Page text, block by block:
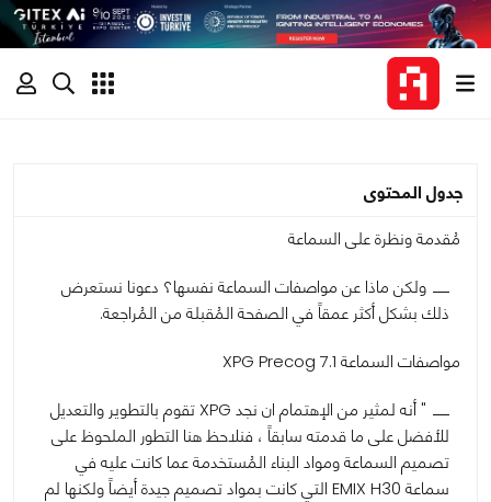
جدول المحتوى
مُقدمة ونظرة على السماعة
ولكن ماذا عن مواصفات السماعة نفسها؟ دعونا نستعرض
ذلك بشكل أكثر عمقاً في الصفحة المُقبلة من المُراجعة.
مواصفات السماعة XPG Precog 7.1
" أنه لمثير من الإهتمام ان نجد XPG تقوم بالتطوير والتعديل
للأفضل على ما قدمته سابقاً ، فنلاحظ هنا التطور الملحوظ على
تصميم السماعة ومواد البناء المُستخدمة عما كانت عليه في
سماعة EMIX H30 التي كانت بمواد تصميم جيدة أيضاً ولكنها لم